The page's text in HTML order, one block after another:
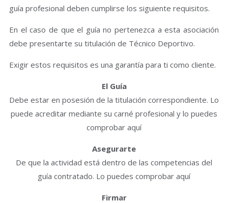
guía profesional deben cumplirse los siguiente requisitos.
En el caso de que el guía no pertenezca a esta asociación
debe presentarte su titulación de Técnico Deportivo.
Exigir estos requisitos es una garantía para ti como cliente.
El Guía
Debe estar en posesión de la titulación correspondiente. Lo
puede acreditar mediante su carné profesional y lo puedes
comprobar aquí
Asegurarte
De que la actividad está dentro de las competencias del
guía contratado. Lo puedes comprobar aquí
Firmar